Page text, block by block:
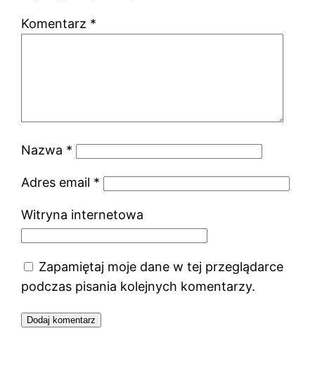
Komentarz *
Nazwa *
Adres email *
Witryna internetowa
Zapamiętaj moje dane w tej przeglądarce
podczas pisania kolejnych komentarzy.